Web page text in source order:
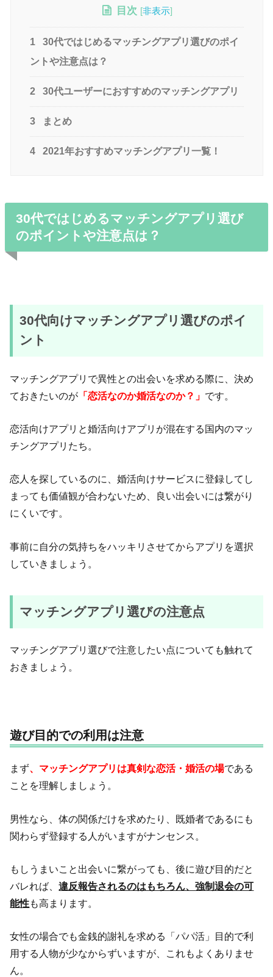
目次 [非表示]
1
30代ではじめるマッチングアプリ選びのポイ
ントや注意点は？
2 30代ユーザーにおすすめのマッチングアプリ
3 まとめ
4 2021年おすすめマッチングアプリ一覧！
30代ではじめるマッチングアプリ選び
のポイントや注意点は？
30代向けマッチングアプリ選びのポイ
ント
マッチングアプリで異性との出会いを求める際に、決め
ておきたいのが 「恋活なのか婚活なのか？」 です。
恋活向けアプリと婚活向けアプリが混在する国内のマッ
チングアプリたち。
恋人を探しているのに、婚活向けサービスに登録してし
まっても価値観が合わないため、良い出会いには繋がり
にくいです。
事前に自分の気持ちをハッキリさせてからアプリを選択
していきましょう。
マッチングアプリ選びの注意点
マッチングアプリ選びで注意したい点についても触れて
おきましょう。
遊び目的での利用は注意
まず、マッチングアプリは真剣な恋活・婚活の場である
ことを理解しましょう。
男性なら、体の関係だけを求めたり、既婚者であるにも
関わらず登録する人がいますがナンセンス。
もしうまいこと出会いに繋がっても、後に遊び目的だと
バレれば、違反報告されるのはもちろん、強制退会の可
能性も高まります。
女性の場合でも金銭的謝礼を求める「パパ活」目的で利
用する人物が少なからずいますが、これもよくありませ
ん。